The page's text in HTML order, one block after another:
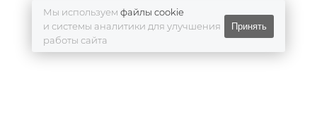
Мы используем файлы cookie
и системы аналитики для улучшения
работы сайта
Принять